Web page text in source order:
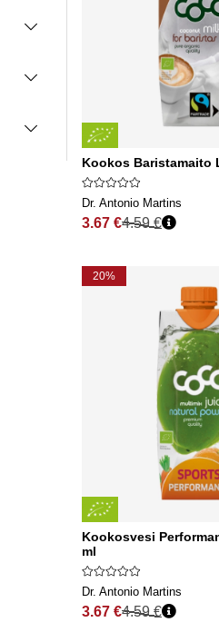
Kookos Baristamaito
Dr. Antonio Martins
3.67 €
Normaali hinta
4.59 €
20%
Kookosvesi
ml
Dr. Antonio Martins
3.67 €
Normaali hinta
4.59 €